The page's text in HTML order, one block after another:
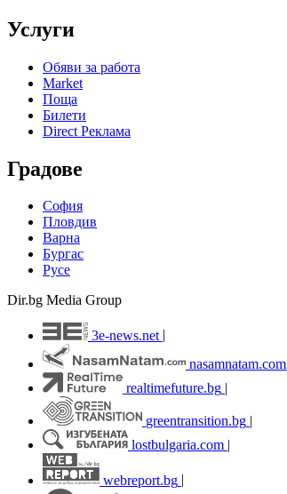
Услуги
Обяви за работа
Market
Поща
Билети
Direct Реклама
Градове
София
Пловдив
Варна
Бургас
Русе
Dir.bg Media Group
3e-news.net
nasamnatam.com
realtimefuture.bg |
greentransition.bg |
lostbulgaria.com |
webreport.bg